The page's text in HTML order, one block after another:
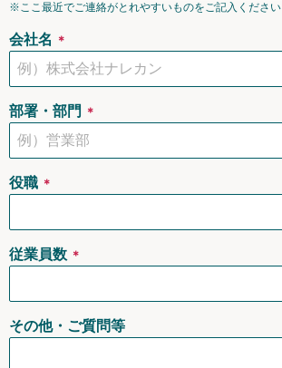
※ここ最近でご連絡がとれやすいものをご記入ください
会社名 ＊
部署・部門 ＊
役職 ＊
従業員数 ＊
その他・ご質問等